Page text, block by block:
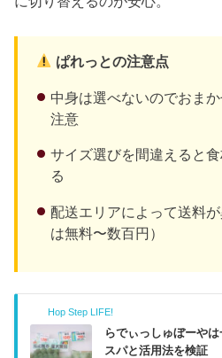
ぱれっとの注意点
中身は選べないのでおま
注意
サイズ選びを間違えると
る
配送エリアによって送料
は無料〜数百円）
Hop Step LIFE!
らでぃっしゅぼーや
スパと活用法を検証